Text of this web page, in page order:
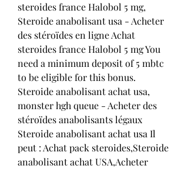
steroides france Halobol 5 mg,
Steroide anabolisant usa - Acheter
des stéroïdes en ligne Achat
steroides france Halobol 5 mg You
need a minimum deposit of 5 mbtc
to be eligible for this bonus.
Steroide anabolisant achat usa,
monster hgh queue - Acheter des
stéroïdes anabolisants légaux
Steroide anabolisant achat usa Il
peut : Achat pack steroides,Steroide
anabolisant achat USA,Acheter